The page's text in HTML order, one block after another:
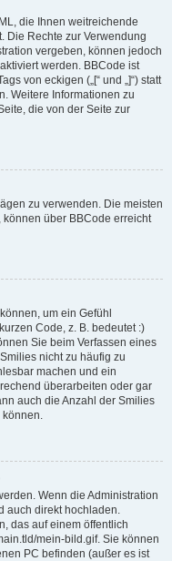
die Ihnen weitreichende
Die Rechte zur Verwendung
vergeben, können jedoch
werden. BBCode ist
von eckigen („[“ und „]“) statt
Weitere Informationen zu
die von der Seite zur
zu verwenden. Die meisten
über BBCode erreicht
um ein Gefühl
Code, z. B. bedeutet :)
Sie beim Verfassen eines
nicht zu häufig zu
machen und ein
überarbeiten oder gar
auch die Anzahl der Smilies
können.
Wenn die Administration
auch direkt hochladen.
das auf einem öffentlich
mein-bild.gif. Sie können
PC befinden (außer es ist